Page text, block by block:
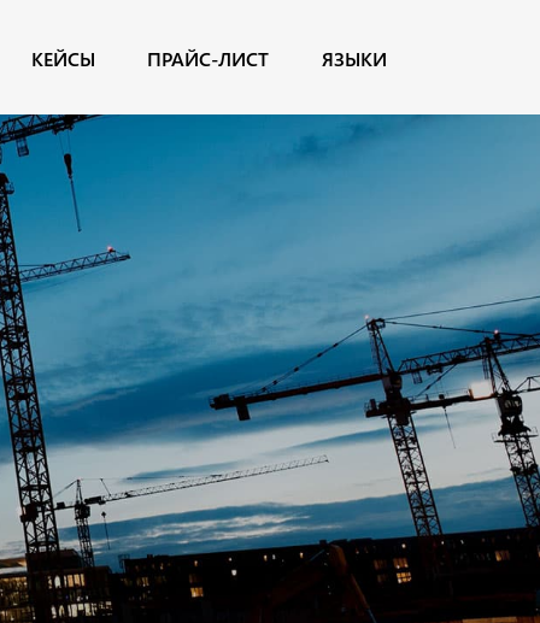
КЕЙСЫ ПРАЙС-ЛИСТ ЯЗЫКИ